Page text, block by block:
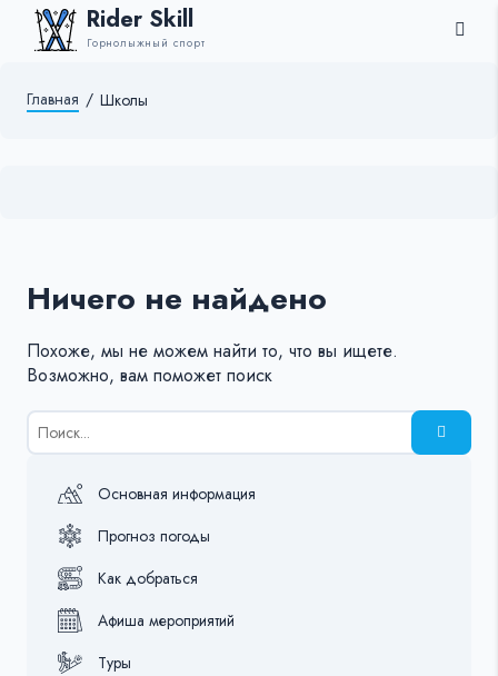
Rider Skill
Горнолыжный спорт
Главная / Школы
Ничего не найдено
Похоже, мы не можем найти то, что вы ищете.
Возможно, вам поможет поиск
Результаты
поиска
Основная информация
Прогноз погоды
Как добраться
Афиша мероприятий
Туры